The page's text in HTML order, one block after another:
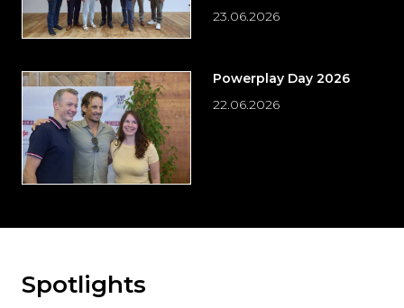
23.06.2026
Powerplay Day 2026
22.06.2026
Möchten
Spotlights